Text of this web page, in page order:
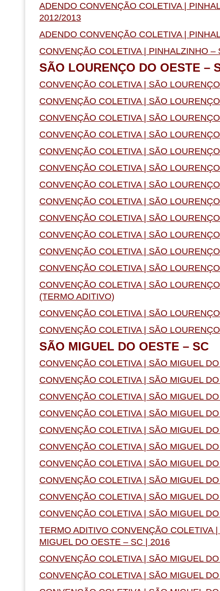
ADENDO CONVENÇÃO COLETIVA |
2012/2013
ADENDO CONVENÇÃO COLETIVA |
CONVENÇÃO COLETIVA | PINHALZINHO –
SÃO LOURENÇO DO OESTE –
CONVENÇÃO COLETIVA | SÃO
CONVENÇÃO COLETIVA | SÃO
CONVENÇÃO COLETIVA | SÃO
CONVENÇÃO COLETIVA | SÃO
CONVENÇÃO COLETIVA | SÃO
CONVENÇÃO COLETIVA | SÃO
CONVENÇÃO COLETIVA | SÃO
CONVENÇÃO COLETIVA | SÃO
CONVENÇÃO COLETIVA | SÃO
CONVENÇÃO COLETIVA | SÃO
CONVENÇÃO COLETIVA | SÃO
CONVENÇÃO COLETIVA | SÃO
CONVENÇÃO COLETIVA | SÃO
(TERMO ADITIVO)
CONVENÇÃO COLETIVA | SÃO
CONVENÇÃO COLETIVA | SÃO
SÃO MIGUEL DO OESTE – SC
CONVENÇÃO COLETIVA | SÃO MIGUEL
CONVENÇÃO COLETIVA | SÃO MIGUEL
CONVENÇÃO COLETIVA | SÃO MIGUEL
CONVENÇÃO COLETIVA | SÃO MIGUEL
CONVENÇÃO COLETIVA | SÃO MIGUEL
CONVENÇÃO COLETIVA | SÃO MIGUEL
CONVENÇÃO COLETIVA | SÃO MIGUEL
CONVENÇÃO COLETIVA | SÃO MIGUEL
CONVENÇÃO COLETIVA | SÃO MIGUEL
CONVENÇÃO COLETIVA | SÃO MIGUEL
TERMO ADITIVO CONVENÇÃO COLETIVA
MIGUEL DO OESTE – SC | 2016
CONVENÇÃO COLETIVA | SÃO MIGUEL
CONVENÇÃO COLETIVA | SÃO MIGUEL